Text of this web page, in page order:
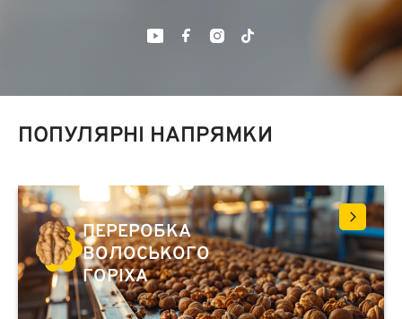
ПОПУЛЯРНІ НАПРЯМКИ
ПЕРЕРОБКА
ВОЛОСЬКОГО
ГОРІХА